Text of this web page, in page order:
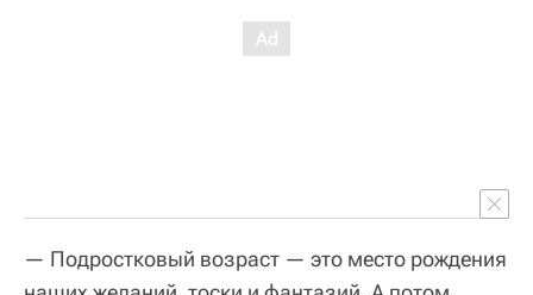
— Подростковый возраст — это место рождения